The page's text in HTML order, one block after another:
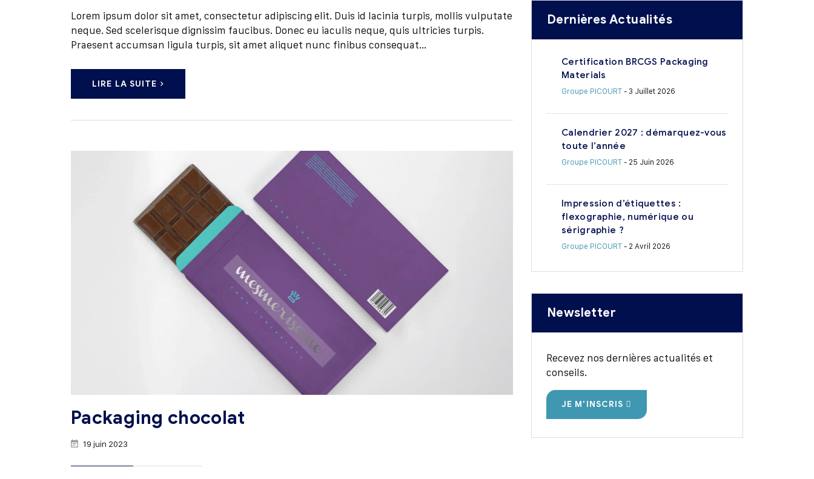
Lorem ipsum dolor sit amet, consectetur adipiscing elit. Duis id lacinia turpis, mollis vulputate
neque. Sed scelerisque dignissim faucibus. Donec eu iaculis neque, quis ultricies turpis.
Praesent accumsan ligula turpis, sit amet aliquet nunc finibus consequat...
LIRE LA SUITE
Packaging chocolat
19 juin 2023
Dernières Actualités
Certification BRCGS Packaging
Materials
Groupe PICOURT- 3 Juillet 2026
Calendrier 2027 : démarquez-vous
toute l’année
Groupe PICOURT- 25 Juin 2026
Impression d’étiquettes :
flexographie, numérique ou
sérigraphie ?
Groupe PICOURT- 2 Avril 2026
Newsletter
Recevez nos dernières actualités et
conseils.
JE M'INSCRIS